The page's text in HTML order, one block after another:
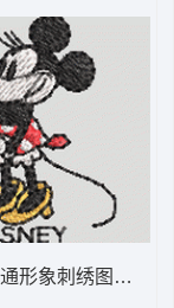
形象刺绣图案 米